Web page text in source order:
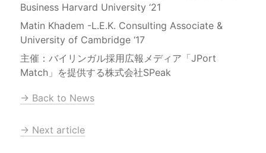
Business Harvard University ‘21
Matin Khadem -L.E.K. Consulting Associate &
主催：バイリンガル採用広報メディア「JPort
Match」を提供する株式会社SPeak
→ Back to News
→ Next article